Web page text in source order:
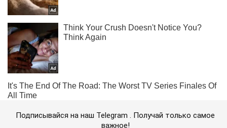
Подписывайся на наш Telegram . Получай только самое
важное!